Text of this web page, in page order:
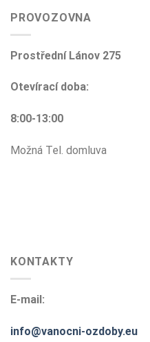
PROVOZOVNA
Prostřední Lánov 275
Otevírací doba:
8:00-13:00
Možná Tel. domluva
KONTAKTY
E-mail:
info@vanocni-ozdoby.eu